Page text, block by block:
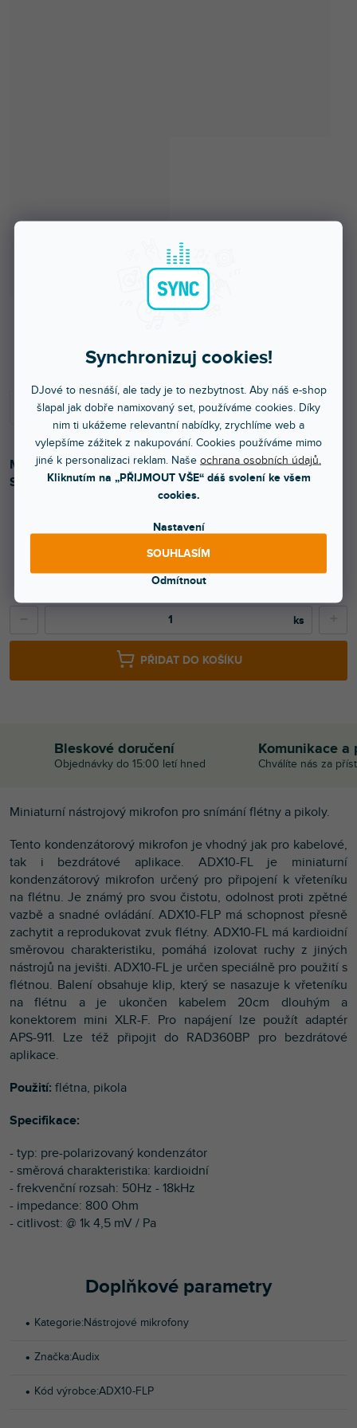
Synchronizuj cookies!
DJové to nesnáší, ale tady je to nezbytnost. Aby náš e-shop
šlapal jak dobře namixovaný set, používáme cookies. Díky
nim ti ukážeme relevantní nabídky, zrychlíme web a
vylepšíme zážitek z nakupování. Cookies používáme mimo
jiné k personalizaci reklam. Naše ochrana osobních údajů.
Kliknutím na „PŘIJMOUT VŠE“ dáš svolení ke všem
cookies.
Nastavení
Odmítnout
SOUHLASÍM
4 520 Kč bez DPH
PŘIDAT DO KOŠÍKU
Miniaturní nástrojový mikrofon pro snímání flétny a pikoly.
Směrová charakteristika: kardioidní.
Bleskové doručení
Objednávky do 15:00 letí hned
Komunikace a
Chválíte nás za
Miniaturní nástrojový mikrofon pro snímání flétny a pikoly.
Tento kondenzátorový mikrofon je vhodný jak pro kabelové,
tak i bezdrátové aplikace. ADX10-FL je miniaturní
kondenzátorový mikrofon určený pro připojení k vřeteníku
na flétnu. Je známý pro svou čistotu, odolnost proti zpětné
vazbě a snadné ovládání. ADX10-FLP má schopnost přesně
zachytit a reprodukovat zvuk flétny. ADX10-FL má kardioidní
směrovou charakteristiku, pomáhá izolovat ruchy z jiných
nástrojů na jevišti. ADX10-FL je určen speciálně pro použití s
flétnou. Balení obsahuje klip, který se nasazuje k vřeteníku
na flétnu a je ukončen kabelem 20cm dlouhým a
konektorem mini XLR-F. Pro napájení lze použít adaptér
APS-911. Lze též připojit do RAD360BP pro bezdrátové
aplikace.
Použití: flétna, pikola
Specifikace:
- typ: pre-polarizovaný kondenzátor
- směrová charakteristika: kardioidní
- frekvenční rozsah: 50Hz - 18kHz
- impedance: 800 Ohm
- citlivost: @ 1k 4,5 mV / Pa
Doplňkové parametry
Kategorie:Nástrojové mikrofony
Značka:Audix
Kód výrobce:ADX10-FLP